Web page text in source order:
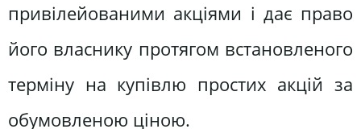
привілейованими акціями і дає право
його власнику протягом встановленого
терміну на купівлю простих акцій за
обумовленою ціною.